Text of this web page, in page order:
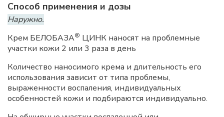
Способ применения и дозы
Наружно.
Крем БЕЛОБАЗА® ЦИНК наносят на проблемные
участки кожи 2 или 3 раза в день
Количество наносимого крема и длительность его
использования зависит от типа проблемы,
выраженности воспаления, индивидуальных
особенностей кожи и подбираются индивидуально.